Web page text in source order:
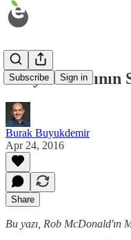
Subscribe Sign in
Bir
Burak Buyukdemir
Apr 24, 2016
Share
Bu yazı, Rob McDonald'ın